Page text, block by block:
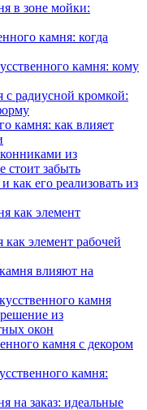
в зоне мойки:
камня: когда
камня: кому
с радиусной кромкой:
камня: как влияет
из
стоит забыть
как его реализовать из
как элемент
элемент рабочей
влияют на
камня
из
окон
камня с декором
камня:
на заказ: идеальные